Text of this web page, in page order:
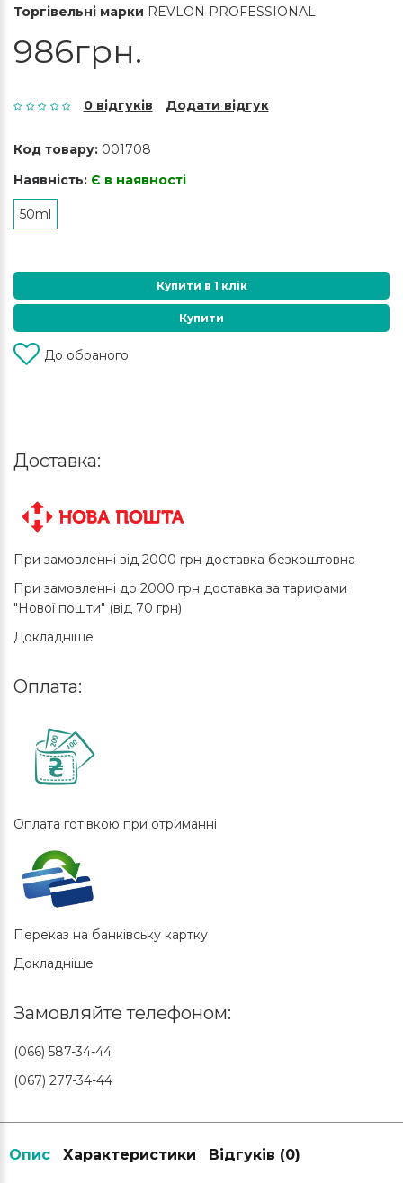
Торгівельні марки REVLON PROFESSIONAL
986грн.
0 відгуків Додати відгук
Код товару: 001708
Наявність: Є в наявності
50ml
Купити в 1 клік
Купити
До обраного
Доставка:
При замовленні від 2000 грн доставка безкоштовна
При замовленні до 2000 грн доставка за тарифами
"Нової пошти" (від 70 грн)
Докладніше
Оплата:
Оплата готівкою при отриманні
Переказ на банківську картку
Докладніше
Замовляйте телефоном:
(066) 587-34-44
(067) 277-34-44
Опис Характеристики Відгуків (0)